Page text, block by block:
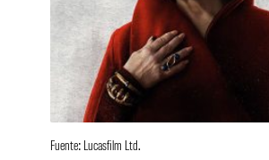
Fuente: Lucasfilm Ltd.